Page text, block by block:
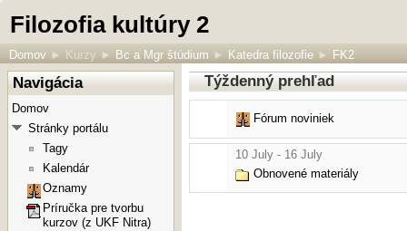
Filozofia kultúry 2
Domov ► Kurzy ► Bc a Mgr štúdium ► Katedra filozofie ► FK2
Týždenný prehľad
Fórum noviniek
10 July - 16 July
Obnovené materiály
Navigácia
Domov
Stránky portálu
Tagy
Kalendár
Oznamy
Príručka pre tvorbu
kurzov (z UKF Nitra)